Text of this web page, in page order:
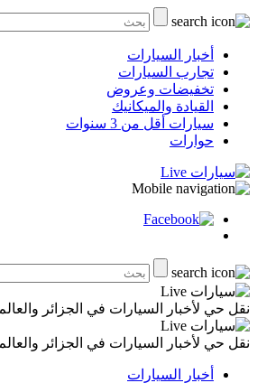
أخبار السيارات
تجارب السيارات
تخفيضات وعروض
القيادة والميكانيك
سيارات أقل من 3 سنوات
حوارات
نقل حي لأخبار السيارات في الجزائر والعالم
نقل حي لأخبار السيارات في الجزائر والعالم
أخبار السيارات